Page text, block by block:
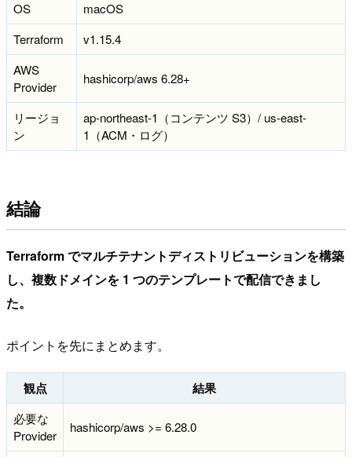
OS
macOS
Terraform
v1.15.4
AWS
Provider
hashicorp/aws 6.28+
リージョ
ン
ap-northeast-1（コンテンツ S3）/ us-east-
1（ACM・ログ）
結論
Terraform でマルチテナントディストリビューションを構築
し、複数ドメインを 1 つのテンプレートで配信できまし
た。
ポイントを先にまとめます。
観点 結果
必要な
Provider
hashicorp/aws >= 6.28.0